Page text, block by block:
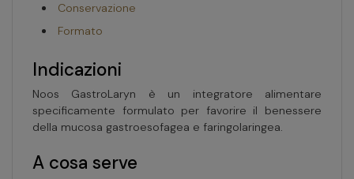
Conservazione
Formato
Indicazioni
Noos GastroLaryn è un integratore alimentare
specificamente formulato per favorire il benessere
della mucosa gastroesofagea e faringolaringea.
A cosa serve